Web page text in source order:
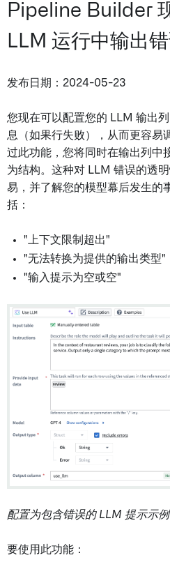
Pipeline Builder
LLM 运行中输出
发布日期：2024-05-23
您现在可以配置您的 LLM 输出
息（如果行失败），从而更容易
过此功能，您将同时在输出列中
为结构。这种对 LLM 错误的透
易，并了解您的模型幕后发生的
括：
"上下文限制超出"
"无法转换为提供的输出类型"
"输入提示为空或空"
配置为包含错误的 LLM 提示示例
要使用此功能：